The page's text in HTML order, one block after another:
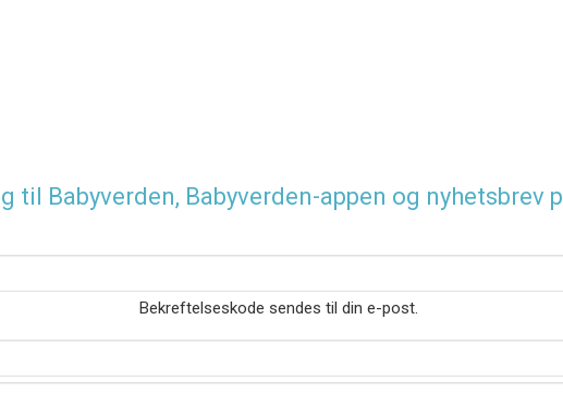
til Babyverden, Babyverden-appen og nyhetsbrev
Bekreftelseskode sendes til din e-post.